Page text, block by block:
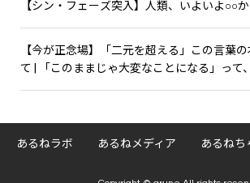
【シン・フェーズ突入】人類、いよいよ○○
【今が正念場】「二元を超える」この言葉
て | 「このままじゃ大変なことになる」って
あるねラボ あるねメディア あるねち